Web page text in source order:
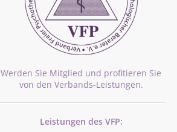
Werden Sie Mitglied und profitieren Sie
von den Verbands-Leistungen.
Leistungen des VFP: